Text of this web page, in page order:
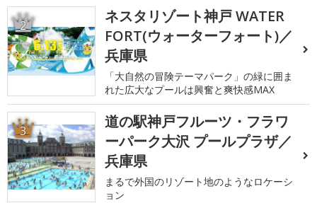
2
ネスタリゾート神戸 WATER
FORT(ウォーターフォート)／
兵庫県
「大自然の冒険テーマパーク」の緑に囲ま
れた広大なプールは興奮と爽快感MAX
3
道の駅神戸フルーツ・フラワ
ーパーク大沢 プールプラザ／
兵庫県
まるで外国のリゾート地のようなロケーシ
ョン